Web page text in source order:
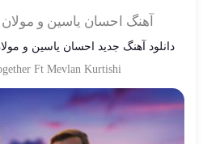
آهنگ احسان یاسین و
دانلود آهنگ جدید احسان یاسین و
Ft Mevlan Kurtishi